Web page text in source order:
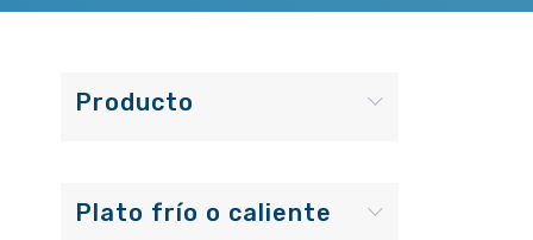
Producto
Plato frío o caliente